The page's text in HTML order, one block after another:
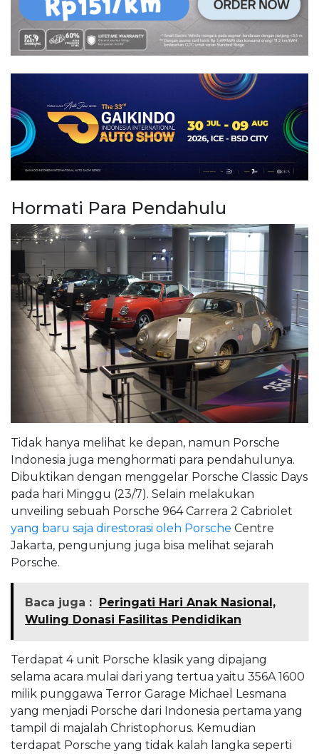
Hormati Para Pendahulu
Tidak hanya melihat ke depan, namun Porsche
Indonesia juga menghormati para pendahulunya.
Dibuktikan dengan menggelar Porsche Classic Days
pada hari Minggu (23/7). Selain melakukan
unveiling sebuah Porsche 964 Carrera 2 Cabriolet
yang baru saja direstorasi oleh Porsche Centre
Jakarta, pengunjung juga bisa melihat sejarah
Porsche.
Baca juga : Peringati Hari Anak Nasional,
Wuling Donasi Fasilitas Pendidikan
Terdapat 4 unit Porsche klasik yang dipajang
selama acara mulai dari yang tertua yaitu 356A 1600
milik punggawa Terror Garage Michael Lesmana
yang menjadi Porsche dari Indonesia pertama yang
tampil di majalah Christophorus. Kemudian
terdapat Porsche yang tidak kalah langka seperti